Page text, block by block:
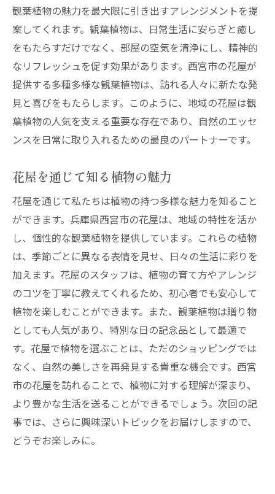
観葉植物の魅力を最大限に引き出すアレンジメントを提
案してくれます。観葉植物は、日常生活に安らぎと癒し
をもたらすだけでなく、部屋の空気を清浄にし、精神的
なリフレッシュを促す効果があります。西宮市の花屋が
提供する多種多様な観葉植物は、訪れる人々に新たな発
見と喜びをもたらします。このように、地域の花屋は観
葉植物の人気を支える重要な存在であり、自然のエッセ
ンスを日常に取り入れるための最良のパートナーです。
花屋を通じて知る植物の魅力
花屋を通じて私たちは植物の持つ多様な魅力を知ること
ができます。兵庫県西宮市の花屋は、地域の特性を活か
し、個性的な観葉植物を提供しています。これらの植物
は、季節ごとに異なる表情を見せ、日々の生活に彩りを
加えます。花屋のスタッフは、植物の育て方やアレンジ
のコツを丁寧に教えてくれるため、初心者でも安心して
植物を楽しむことができます。また、観葉植物は贈り物
としても人気があり、特別な日の記念品として最適で
す。花屋で植物を選ぶことは、ただのショッピングでは
なく、自然の美しさを再発見する貴重な機会です。西宮
市の花屋を訪れることで、植物に対する理解が深まり、
より豊かな生活を送ることができるでしょう。次回の記
事では、さらに興味深いトピックをお届けしますので、
どうぞお楽しみに。